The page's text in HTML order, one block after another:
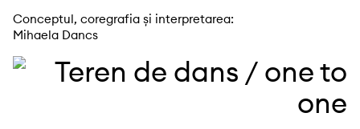
Conceptul, coregrafia și interpretarea:
Mihaela Dancs